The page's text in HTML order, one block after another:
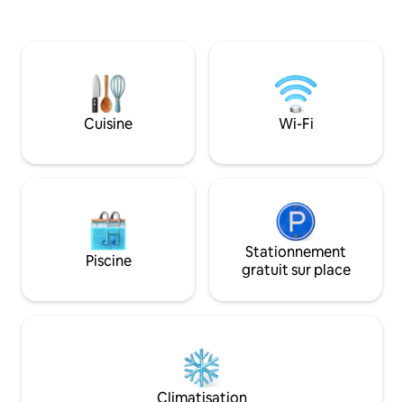
connectés à écran plat dans tout le
logement. La chambre spacieuse et le
salon vous invitent à vous détendre
après une journée à la plage, sur le court
excursion à la
vous êtes à
Charleston
baignade du parc
Stationnement
Cuisine Wi-Fi
Piscine
Stationnement
gratuit sur place
Climatisation